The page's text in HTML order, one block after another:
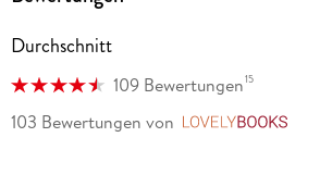
Zugverspätungen.
Durchschnitt
109 Bewertungen15
103 Bewertungen von